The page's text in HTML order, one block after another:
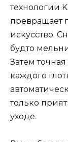
технологии
превращает
искусство.
будто
Затем
каждого
только
уходе.